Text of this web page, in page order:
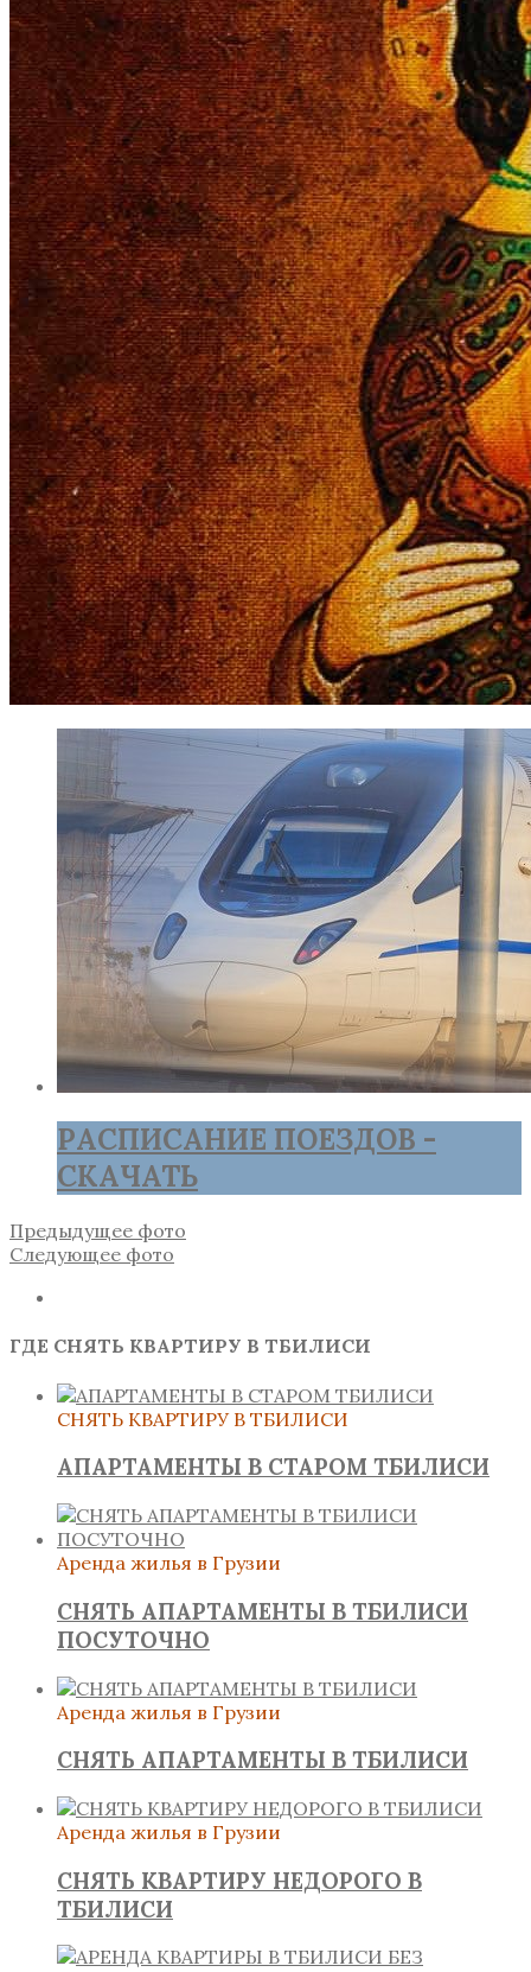
РАСПИСАНИЕ ПОЕЗДОВ -
СКАЧАТЬ
Предыдущее фото
Следующее фото
ГДЕ СНЯТЬ КВАРТИРУ В ТБИЛИСИ
СНЯТЬ КВАРТИРУ В ТБИЛИСИ
АПАРТАМЕНТЫ В СТАРОМ ТБИЛИСИ
Аренда жилья в Грузии
СНЯТЬ АПАРТАМЕНТЫ В ТБИЛИСИ
ПОСУТОЧНО
Аренда жилья в Грузии
СНЯТЬ АПАРТАМЕНТЫ В ТБИЛИСИ
Аренда жилья в Грузии
СНЯТЬ КВАРТИРУ НЕДОРОГО В
ТБИЛИСИ